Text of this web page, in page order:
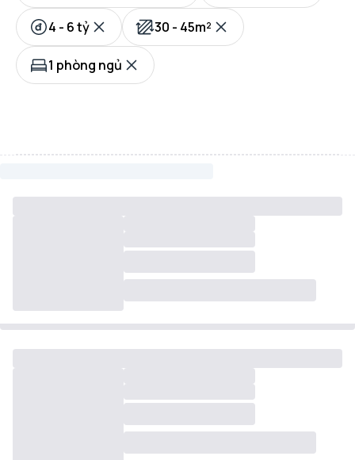
4 - 6 tỷ 30 - 45m²
1 phòng ngủ